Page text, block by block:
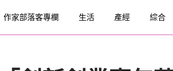
作家部落客專欄 生活 產經 綜合